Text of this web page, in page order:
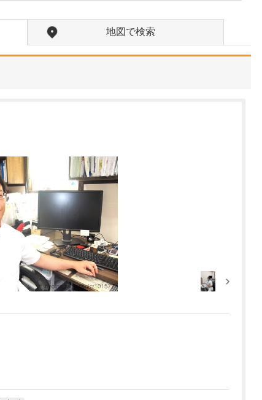
地図で検索
たつもりでも患者さんに
はあまり理解いただけて
いなかった、という経験
も多々あります。ですの